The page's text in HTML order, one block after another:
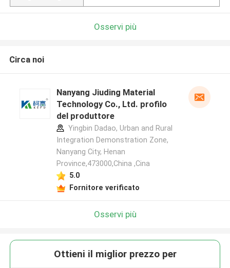
Osservi più
Circa noi
Nanyang Jiuding Material
Technology Co., Ltd. profilo
del produttore
Yingbin Dadao, Urban and Rural
Integration Demonstration Zone,
Nanyang City, Henan
Province,473000,China ,Cina
5.0
Fornitore verificato
Osservi più
Ottieni il miglior prezzo per